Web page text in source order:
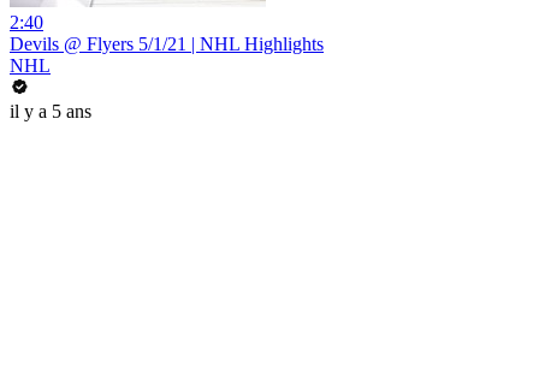
2:40
Devils @ Flyers 5/1/21 | NHL Highlights
NHL
il y a 5 ans